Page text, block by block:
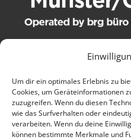
Um dir ein optimales Erlebnis zu
Cookies, um Geräteinformationen
zuzugreifen. Wenn du diesen
wie das Surfverhalten oder
verarbeiten. Wenn du deine
können bestimmte Merkmale und
© 2021 brg büro reform
vorbehalten.